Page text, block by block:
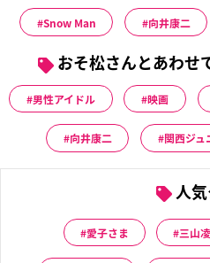
Snow Man 向井康二
おそ松さんとあわせ
男性アイドル 映画
向井康二 関西ジュ
人
愛子さま 三山